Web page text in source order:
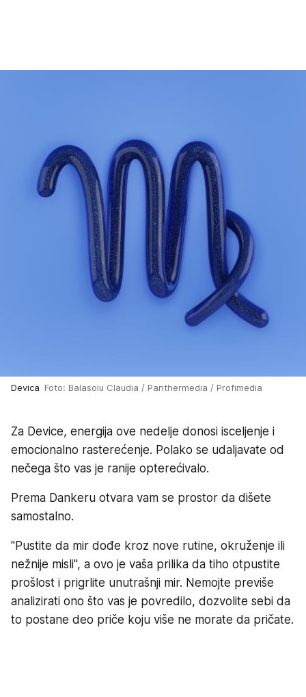
Devica Foto: Balasoiu Claudia / Panthermedia / Profimedia
Za Device, energija ove nedelje donosi isceljenje i
emocionalno rasterećenje. Polako se udaljavate od
nečega što vas je ranije opterećivalo.
Prema Dankeru otvara vam se prostor da dišete
samostalno.
"Pustite da mir dođe kroz nove rutine, okruženje ili
nežnije misli", a ovo je vaša prilika da tiho otpustite
prošlost i prigrlite unutrašnji mir. Nemojte previše
analizirati ono što vas je povredilo, dozvolite sebi da
to postane deo priče koju više ne morate da pričate.